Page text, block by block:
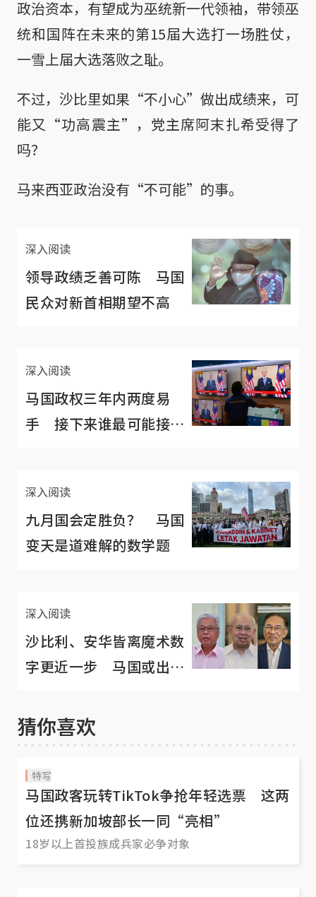
政治资本，有望成为巫统新一代领袖，带领巫
统和国阵在未来的第15届大选打一场胜仗，
一雪上届大选落败之耻。
不过，沙比里如果“不小心”做出成绩来，可
能又“功高震主”，党主席阿末扎希受得了
吗？
马来西亚政治没有“不可能”的事。
深入阅读
领导政绩乏善可陈 马国
民众对新首相期望不高
深入阅读
马国政权三年内两度易
手 接下来谁最可能接
深入阅读
九月国会定胜负？ 马国
变天是道难解的数学题
深入阅读
沙比利、安华皆离魔术数
字更近一步 马国或出现
猜你喜欢
特写
马国政客玩转TikTok争抢年轻选票 这两
位还携新加坡部长一同“亮相”
18岁以上首投族成兵家必争对象